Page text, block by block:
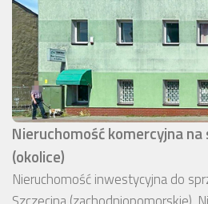
Nieruchomość komercyjna na
(okolice)
Nieruchomość inwestycyjna do